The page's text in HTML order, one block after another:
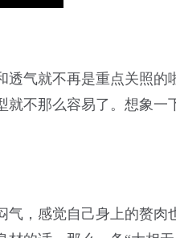
透气就不再是重点关照的
就不那么容易了。想象一
，感觉自己身上的赘肉